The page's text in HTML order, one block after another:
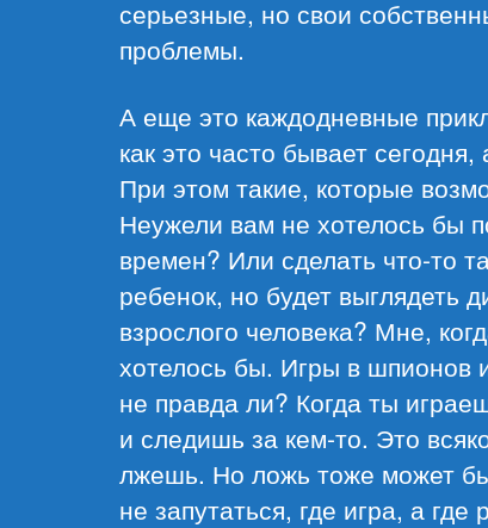
серьезные, но свои
проблемы.
А еще это каждодневные
как это часто бывает
При этом такие, которые
Неужели вам не хотелось бы
времен? Или сделать что-то
ребенок, но будет выглядеть
взрослого человека? Мне,
хотелось бы. Игры в
не правда ли? Когда ты
и следишь за кем-то. Это
лжешь. Но ложь тоже может
не запутаться, где игра, а где